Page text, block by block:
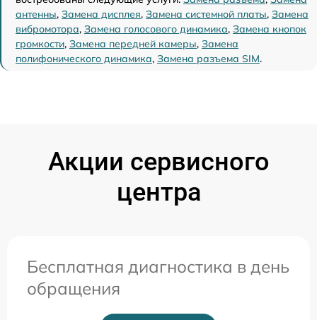
антенны, Замена дисплея, Замена системной платы, Замена
вибромотора, Замена голосового динамика, Замена кнопок
громкости, Замена передней камеры, Замена
полифонического динамика, Замена разъема SIM.
Акции сервисного
центра
Бесплатная диагностика в день
обращения